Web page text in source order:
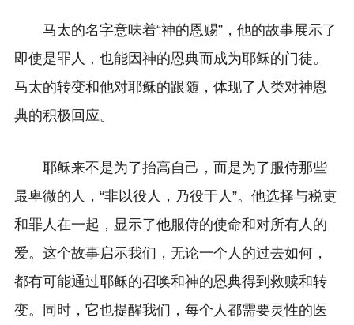
马太的名字意味着“神的恩赐”，他的故事展示了
即使是罪人，也能因神的恩典而成为耶稣的门徒。
马太的转变和他对耶稣的跟随，体现了人类对神恩
典的积极回应。
耶稣来不是为了抬高自己，而是为了服侍那些
最卑微的人，“非以役人，乃役于人”。他选择与税吏
和罪人在一起，显示了他服侍的使命和对所有人的
爱。这个故事启示我们，无论一个人的过去如何，
都有可能通过耶稣的召唤和神的恩典得到救赎和转
变。同时，它也提醒我们，每个人都需要灵性的医